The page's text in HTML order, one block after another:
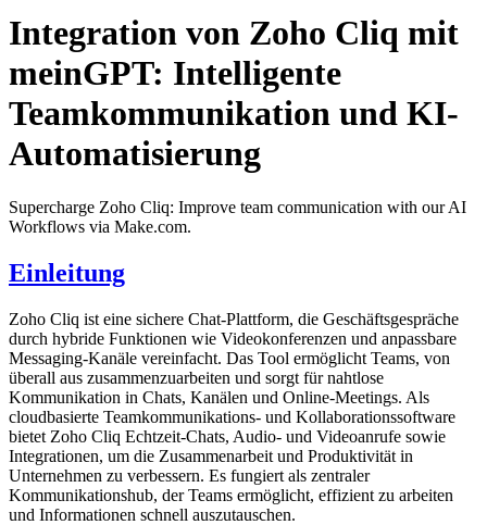
Integration von Zoho Cliq mit
meinGPT: Intelligente
Teamkommunikation und KI-
Automatisierung
Supercharge Zoho Cliq: Improve team communication with our AI
Workflows via Make.com.
Einleitung
Zoho Cliq ist eine sichere Chat-Plattform, die Geschäftsgespräche
durch hybride Funktionen wie Videokonferenzen und anpassbare
Messaging-Kanäle vereinfacht. Das Tool ermöglicht Teams, von
überall aus zusammenzuarbeiten und sorgt für nahtlose
Kommunikation in Chats, Kanälen und Online-Meetings. Als
cloudbasierte Teamkommunikations- und Kollaborationssoftware
bietet Zoho Cliq Echtzeit-Chats, Audio- und Videoanrufe sowie
Integrationen, um die Zusammenarbeit und Produktivität in
Unternehmen zu verbessern. Es fungiert als zentraler
Kommunikationshub, der Teams ermöglicht, effizient zu arbeiten
und Informationen schnell auszutauschen.